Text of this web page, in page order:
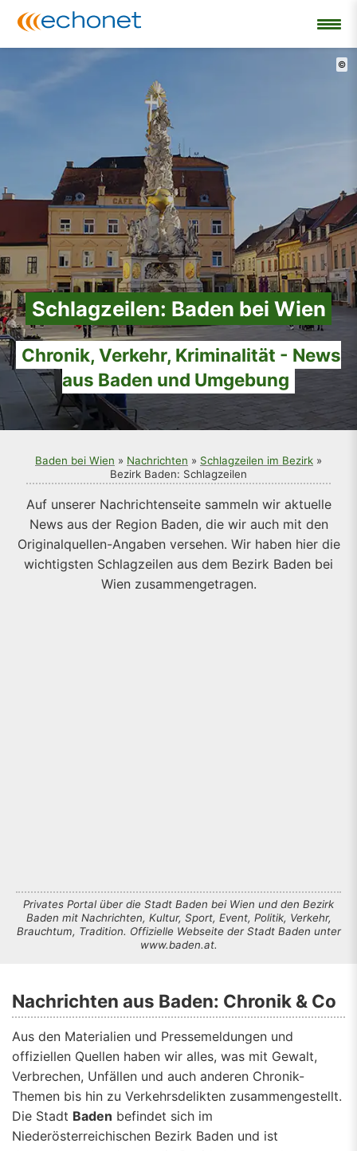
Schlagzeilen: Baden bei Wien
Chronik, Verkehr, Kriminalität - News
aus Baden und Umgebung
©
Baden bei Wien » Nachrichten » Schlagzeilen im Bezirk »
Bezirk Baden: Schlagzeilen
Auf unserer Nachrichtenseite sammeln wir aktuelle
News aus der Region Baden, die wir auch mit den
Originalquellen-Angaben versehen. Wir haben hier die
wichtigsten Schlagzeilen aus dem Bezirk Baden bei
Wien zusammengetragen.
Privates Portal über die Stadt Baden bei Wien und den Bezirk
Baden mit Nachrichten, Kultur, Sport, Event, Politik, Verkehr,
Brauchtum, Tradition. Offizielle Webseite der Stadt Baden unter
www.baden.at.
Nachrichten aus Baden: Chronik & Co
Aus den Materialien und Pressemeldungen und
offiziellen Quellen haben wir alles, was mit Gewalt,
Verbrechen, Unfällen und auch anderen Chronik-
Themen bis hin zu Verkehrsdelikten zusammengestellt.
Die Stadt Baden befindet sich im
Niederösterreichischen Bezirk Baden und ist